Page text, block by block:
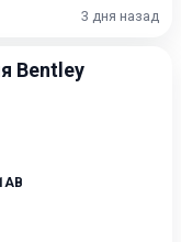
3 дня назад
Bentley